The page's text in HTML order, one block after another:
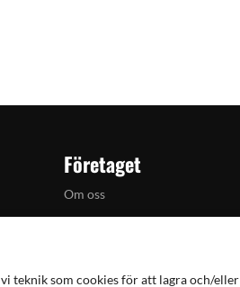
teknik som cookies för att lagra och/eller
Företaget
Om oss